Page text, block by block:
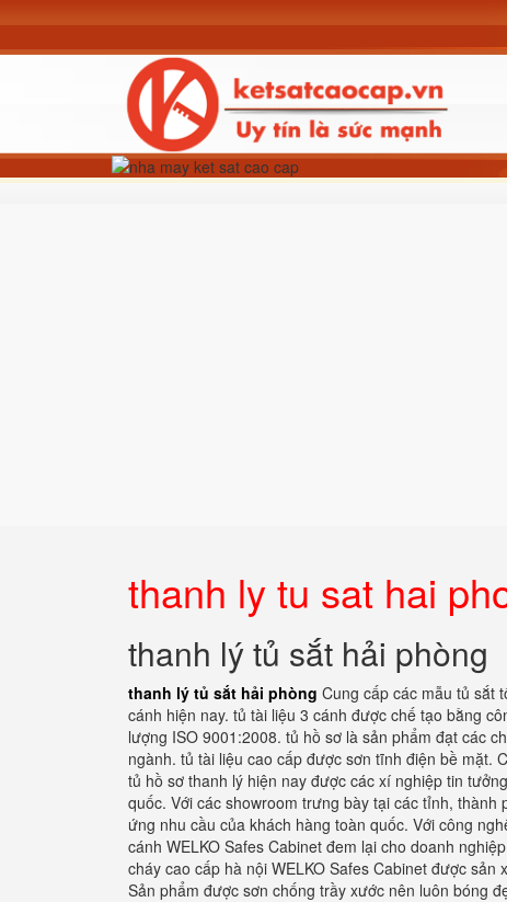
thanh ly tu sat hai
thanh lý tủ sắt hải phòng
thanh lý tủ sắt hải phòng Cung cấp các mẫu tủ sắt
cánh hiện nay. tủ tài liệu 3 cánh được chế tạo bằng
lượng ISO 9001:2008. tủ hồ sơ là sản phẩm đạt các
ngành. tủ tài liệu cao cấp được sơn tĩnh điện bề mặt.
tủ hồ sơ thanh lý hiện nay được các xí nghiệp tin
quốc. Với các showroom trưng bày tại các tỉnh,
ứng nhu cầu của khách hàng toàn quốc. Với công
cánh WELKO Safes Cabinet đem lại cho doanh
cháy cao cấp hà nội WELKO Safes Cabinet được
Sản phẩm được sơn chống trầy xước nên luôn bóng